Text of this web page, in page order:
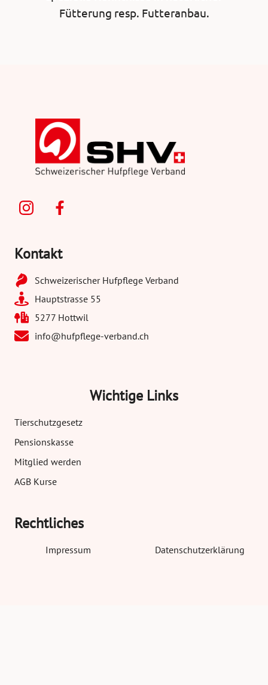
Fütterung resp. Futteranbau.
Wichtige Links
Tierschutzgesetz
Pensionskasse
Mitglied werden
AGB Kurse
Rechtliches
Impressum Datenschutzerklärung
Kontakt
Schweizerischer Hufpflege Verband
Hauptstrasse 55
5277 Hottwil
info@hufpflege-verband.ch